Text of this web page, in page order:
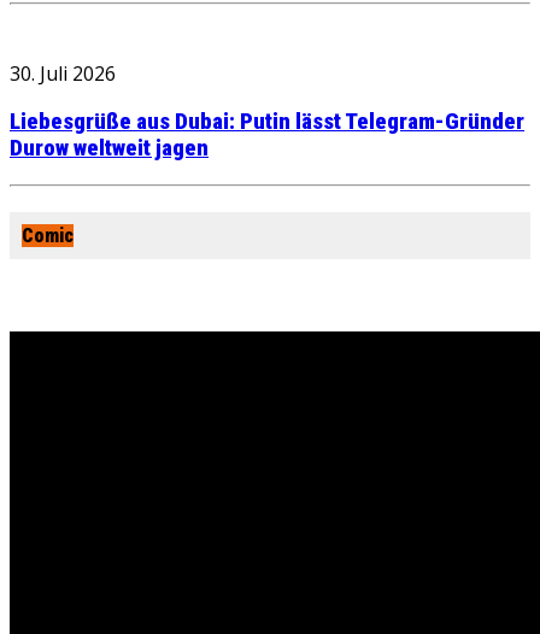
30. Juli 2026
Liebesgrüße aus Dubai: Putin lässt Telegram-Gründer
Durow weltweit jagen
Comic